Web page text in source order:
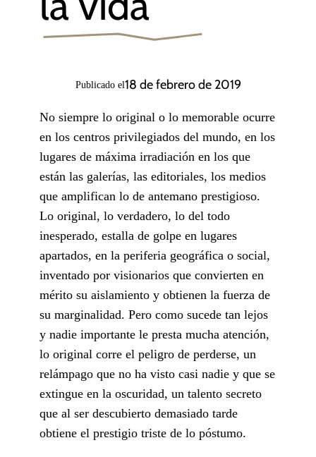
Publicado el18 de febrero de 2019
No siempre lo original o lo memorable ocurre
en los centros privilegiados del mundo, en los
lugares de máxima irradiación en los que
están las galerías, las editoriales, los medios
que amplifican lo de antemano prestigioso.
Lo original, lo verdadero, lo del todo
inesperado, estalla de golpe en lugares
apartados, en la periferia geográfica o social,
inventado por visionarios que convierten en
mérito su aislamiento y obtienen la fuerza de
su marginalidad. Pero como sucede tan lejos
y nadie importante le presta mucha atención,
lo original corre el peligro de perderse, un
relámpago que no ha visto casi nadie y que se
extingue en la oscuridad, un talento secreto
que al ser descubierto demasiado tarde
obtiene el prestigio triste de lo póstumo.